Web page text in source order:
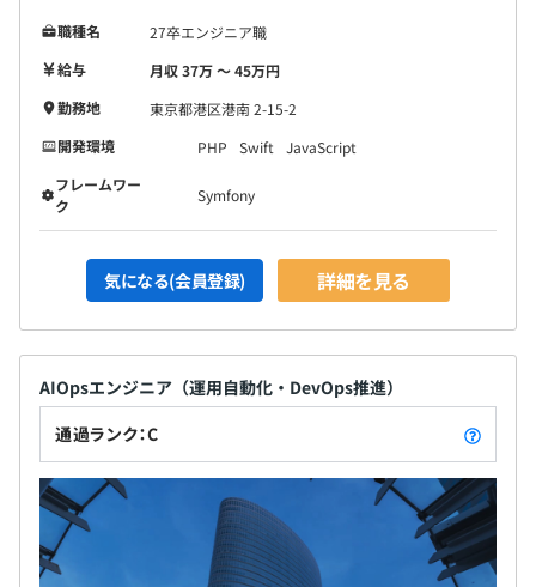
職種名
27卒エンジニア職
給与
月収 37万 〜 45万円
勤務地
東京都港区港南 2-15-2
開発環境
PHP Swift
JavaScript
フレームワー
ク
Symfony
気になる(会員登録) 詳細を見る
AIOpsエンジニア（運用自動化・DevOps推進）
通過ランク：C